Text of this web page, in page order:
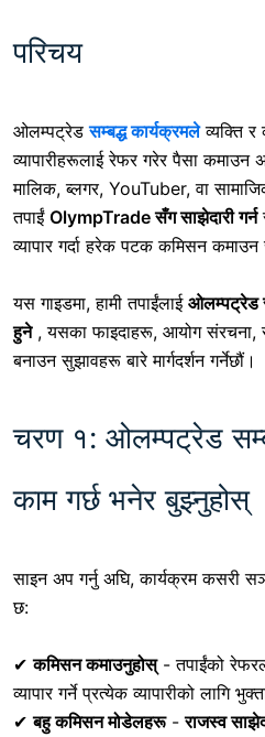
परिचय
ओलम्पट्रेडसम्बद्ध कार्यक्रमलेव्यक्ति र
व्यापारीहरूलाई रेफर गरेर पैसा कमाउन
मालिक, ब्लगर, YouTuber, वा
तपाईं OlympTrade सँग साझेदारी गर्न
व्यापार गर्दा हरेक पटक कमिसन
यस गाइडमा, हामी तपाईंलाई ओलम्पट्रेड
हुने, यसका फाइदाहरू, आयोग संरचना,
बनाउन सुझावहरू बारे मार्गदर्शन गर्नेछौं।
चरण १: ओलम्पट्रेड
काम गर्छ भनेर बुझ्नुहोस्
साइन अप गर्नु अघि, कार्यक्रम कसरी
छ:
✔कमिसन कमाउनुहोस्- तपाईंको
व्यापार गर्ने प्रत्येक व्यापारीको लागि
✔बहु कमिसन मोडेलहरू-राजस्व